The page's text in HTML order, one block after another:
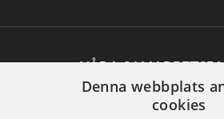
VÅRA
Denna webbplats
cookies